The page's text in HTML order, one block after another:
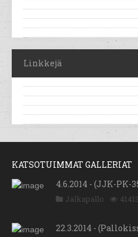
Linkkejä
KATSOTUIMMAT GALLERIAT
4.6.2014 - (JJK-PK-
Jalkapallo 41413
22.3.2014 -